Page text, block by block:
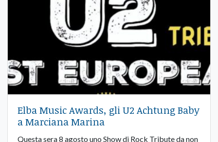
Elba Music Awards, gli U2 Achtung Baby
a Marciana Marina
Questa sera 8 agosto uno Show di Rock Tribute da non